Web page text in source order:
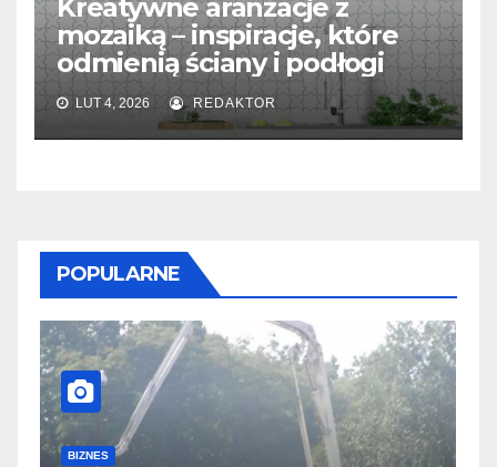
Kreatywne aranżacje z
mozaiką – inspiracje, które
odmienią ściany i podłogi
LUT 4, 2026 REDAKTOR
POPULARNE
BIZNES